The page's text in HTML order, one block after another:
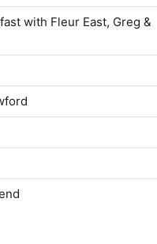
with Fleur East, Greg &